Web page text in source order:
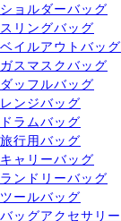
ショルダーバッグ
スリングバッグ
ベイルアウトバッグ
ガスマスクバッグ
ダッフルバッグ
レンジバッグ
ドラムバッグ
旅行用バッグ
キャリーバッグ
ランドリーバッグ
ツールバッグ
バッグアクセサリー